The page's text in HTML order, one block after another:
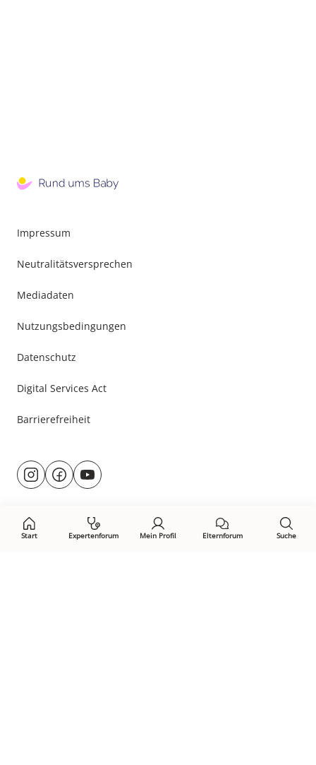
Start Expertenforum Mein Profil Elternforum Suche
Impressum
Neutralitätsversprechen
Mediadaten
Nutzungsbedingungen
Datenschutz
Digital Services Act
Barrierefreiheit
Besuche
uns@rund.ums.baby
facebook.com/rundumsbaby.de
youtube.com/@rundumsbaby_